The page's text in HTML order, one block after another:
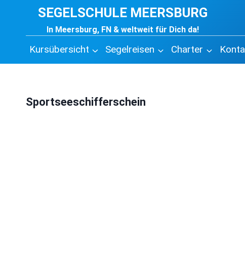
springen
SEGELSCHULE MEERSBURG
In Meersburg, FN & weltweit für Dich da!
Kursübersicht Segelreisen Charter
Sportseeschifferschein